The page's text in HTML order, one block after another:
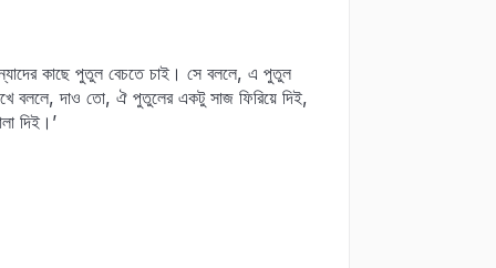
কাছে পুতুল বেচতে চাই। সে বললে, এ পুতুল
বললে, দাও তো, ঐ পুতুলের একটু সাজ ফিরিয়ে দিই,
দিই।’